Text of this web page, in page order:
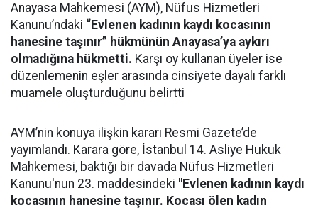
Anayasa Mahkemesi (AYM), Nüfus Hizmetleri
Kanunu’ndaki “Evlenen kadının kaydı kocasının
hanesine taşınır” hükmünün Anayasa’ya aykırı
olmadığına hükmetti. Karşı oy kullanan üyeler ise
düzenlemenin eşler arasında cinsiyete dayalı farklı
muamele oluşturduğunu belirtti
AYM’nin konuya ilişkin kararı Resmi Gazete’de
yayımlandı. Karara göre, İstanbul 14. Asliye Hukuk
Mahkemesi, baktığı bir davada Nüfus Hizmetleri
Kanunu'nun 23. maddesindeki "Evlenen kadının kaydı
kocasının hanesine taşınır. Kocası ölen kadın